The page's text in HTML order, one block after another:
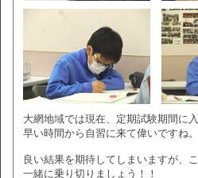
大網地域では現在、定期試験期間に
早い時間から自習に来て偉いですね。
良い結果を期待してしまいますが、
一緒に乗り切りましょう！！